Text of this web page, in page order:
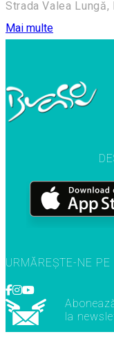
Strada Valea Lungă,
Mai multe
URMĂREȘTE-NE PE
la